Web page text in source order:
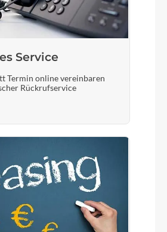
Service
Termin online vereinbaren
Rückrufservice